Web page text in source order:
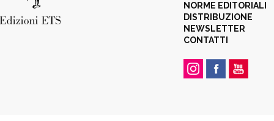
NORME EDITORIALI
DISTRIBUZIONE
NEWSLETTER
CONTATTI